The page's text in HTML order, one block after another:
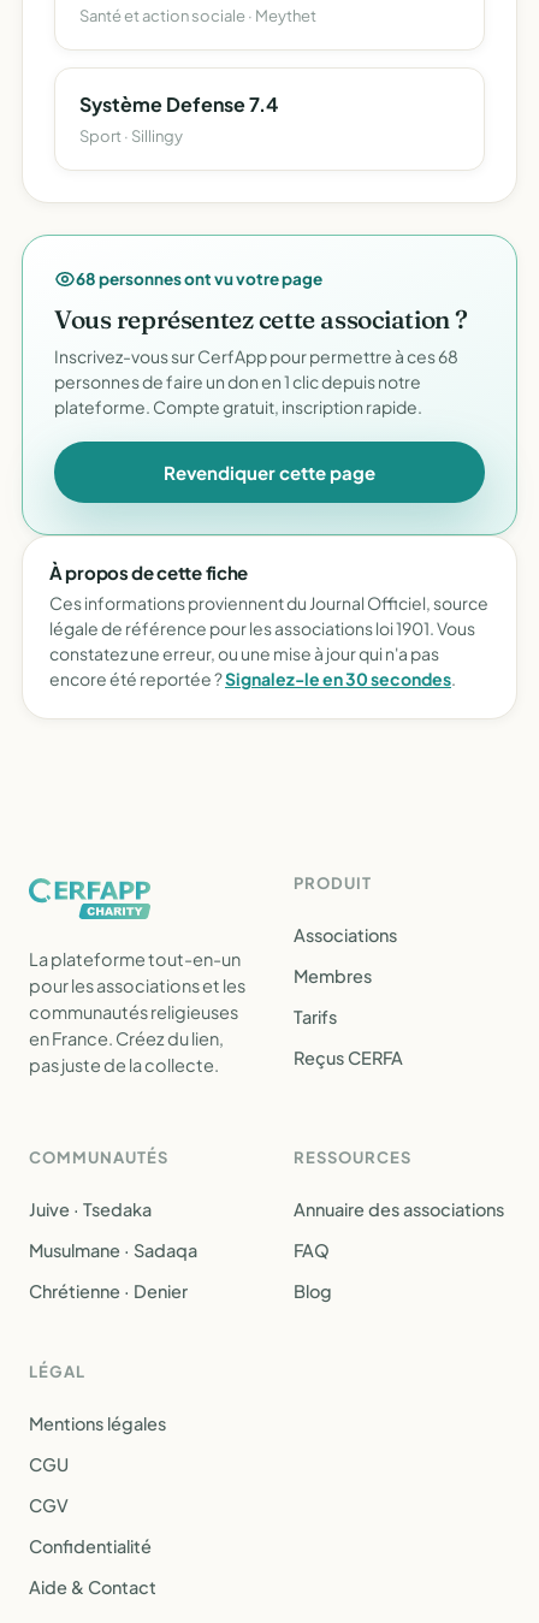
Santé et action sociale · Meythet
Système Defense 7.4
Sport · Sillingy
68 personnes ont vu votre page
Vous représentez cette association ?
Inscrivez-vous sur CerfApp pour permettre à ces 68
personnes de faire un don en 1 clic depuis notre
plateforme. Compte gratuit, inscription rapide.
Revendiquer cette page
À propos de cette fiche
Ces informations proviennent du Journal Officiel, source
légale de référence pour les associations loi 1901. Vous
constatez une erreur, ou une mise à jour qui n'a pas
encore été reportée ?Signalez-le en 30 secondes.
La plateforme tout-en-un
pour les associations et les
communautés religieuses
en France. Créez du lien,
pas juste de la collecte.
PRODUIT
Associations
Membres
Tarifs
Reçus CERFA
COMMUNAUTÉS
Juive · Tsedaka
Musulmane · Sadaqa
Chrétienne · Denier
RESSOURCES
Annuaire des associations
FAQ
Blog
LÉGAL
Mentions légales
CGU
CGV
Confidentialité
Aide & Contact